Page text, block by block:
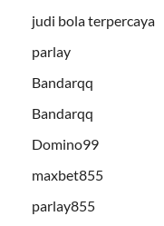
judi bola terpercaya
parlay
Bandarqq
Bandarqq
Domino99
maxbet855
parlay855